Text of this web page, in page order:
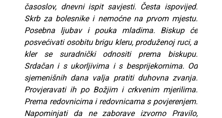
časoslov, dnevni ispit savjesti. Česta ispovijed.
Skrb za bolesnike i nemoćne na prvom mjestu.
Posebna ljubav i pouka mladima. Biskup će
posvećivati osobitu brigu kleru, produženoj ruci, a
kler se suradnički odnositi prema biskupu.
Srdačan i s ukorljivima i s besprijekornima. Od
sjemenišnih dana valja pratiti duhovna zvanja.
Provjeravati ih po Božjim i crkvenim mjerilima.
Prema redovnicima i redovnicama s povjerenjem.
Napominjati da ne zaborave izvorno Pravilo,